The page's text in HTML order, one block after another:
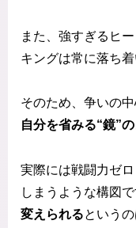
また、強すぎるヒ
キングは常に落ち
そのため、争いの
自分を省みる“鏡”
実際には戦闘力ゼ
しまうような構図で
変えられるという